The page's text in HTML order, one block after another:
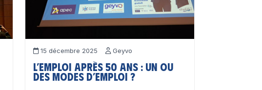
15 décembre 2025 Geyvo
L’emploi après 50 ans : un ou
des modes d’emploi ?